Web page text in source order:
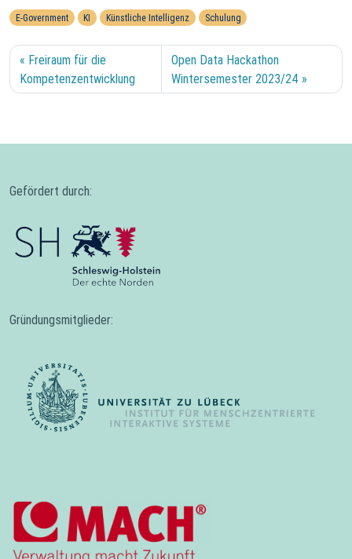
E-Government KI Künstliche Intelligenz Schulung
Freiraum für die
Kompetenzentwicklung
Open Data Hackathon
Wintersemester 2023/24
Gefördert durch:
Gründungsmitglieder: